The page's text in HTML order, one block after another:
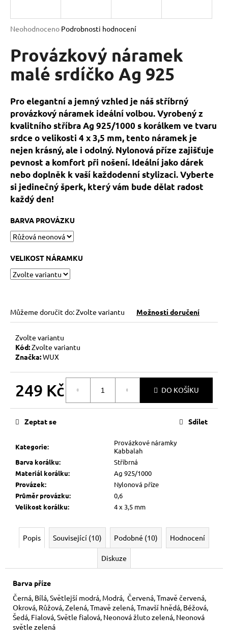
Průměrné
produktu
je
hvězdiček.
Neohodnoceno Podrobnosti hodnocení
Provázkový náramek
malé srdíčko Ag 925
Pro elegantní a jemný vzhled je náš stříbrný
provázkový náramek ideální volbou. Vyrobený z
kvalitního stříbra Ag 925/1000 s korálkem ve tvaru
srdce o velikosti 4 x 3,5 mm, tento náramek je
nejen krásný, ale i odolný. Nylonová příze zajišťuje
pevnost a komfort při nošení. Ideální jako dárek
nebo doplněk k vaší každodenní stylizaci. Vyberte
si jedinečný šperk, který vám bude dělat radost
každý den!
BARVA PROVÁZKU
VELIKOST NÁRAMKU
Můžeme doručit do:Zvolte variantu Možnosti doručení
Zvolte variantu
Kód:Zvolte variantu
Značka:WUX
249 Kč DO KOŠÍKU
Kategorie:
Provázkové náramky
Kabbalah
Barva korálku:
Stříbrná
Materiál korálku:
Ag 925/1000
Provázek:
Nylonová příze
Průměr provázku:
0,6
Velikost korálku: 4 x 3,5 mm
Zeptat se Sdílet
Popis Související (10) Podobné (10) Hodnocení
Diskuze
Barva příze
Černá, Bílá, Světlejší modrá, Modrá, Červená, Tmavě červená,
Okrová, Růžová, Zelená, Tmavě zelená, Tmavší hnědá, Béžová,
Šedá, Fialová, Světle fialová, Neonová žluto zelená, Neonová
světle zelená
j
t
?
HLEDAT
D
o
p
o
u
č
u
j
e
m
KABBALAH
STŘÍBRNÝ
KROUŽEK
AG925
129